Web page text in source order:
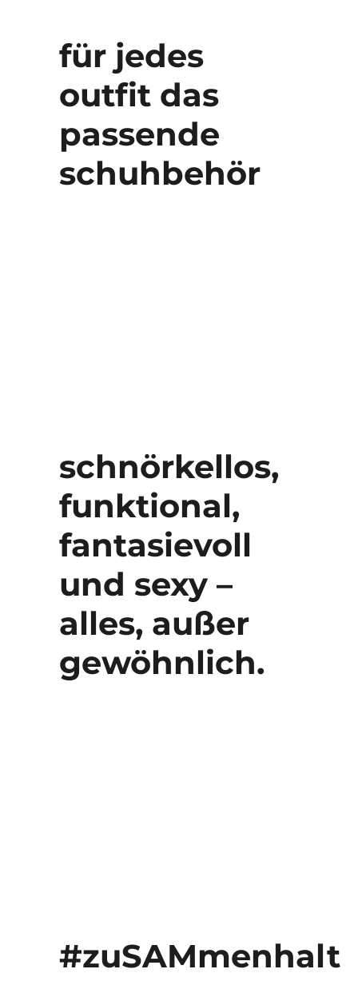
für jedes
outfit das
passende
schuhbehör
schnörkellos,
funktional,
fantasievoll
und sexy –
alles, außer
gewöhnlich.
#zuSAMmenhalt